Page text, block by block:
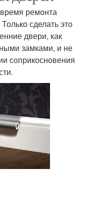
ремонта
сделать это
двери, как
замками, и не
соприкосновения